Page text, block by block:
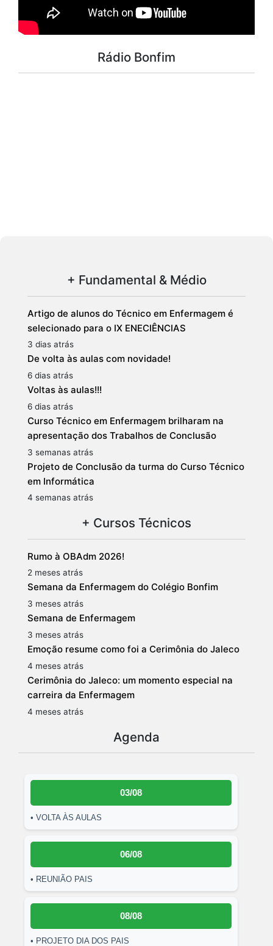
Rádio Bonfim
+ Fundamental & Médio
Artigo de alunos do Técnico em Enfermagem é
selecionado para o IX ENECIÊNCIAS
3 dias atrás
De volta às aulas com novidade!
6 dias atrás
Voltas às aulas!!!
6 dias atrás
Curso Técnico em Enfermagem brilharam na
apresentação dos Trabalhos de Conclusão
3 semanas atrás
Projeto de Conclusão da turma do Curso Técnico
em Informática
4 semanas atrás
+ Cursos Técnicos
Rumo à OBAdm 2026!
2 meses atrás
Semana da Enfermagem do Colégio Bonfim
3 meses atrás
Semana de Enfermagem
3 meses atrás
Emoção resume como foi a Cerimônia do Jaleco
4 meses atrás
Cerimônia do Jaleco: um momento especial na
carreira da Enfermagem
4 meses atrás
Agenda
03/08
• VOLTA ÀS AULAS
06/08
• REUNIÃO PAIS
08/08
• PROJETO DIA DOS PAIS